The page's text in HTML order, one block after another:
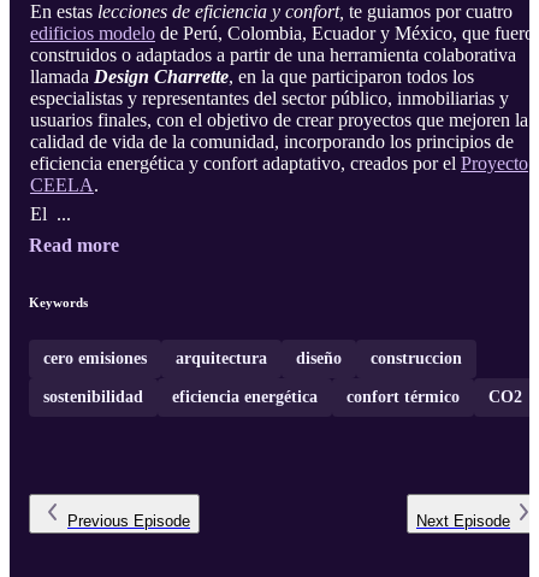
En estas lecciones de eficiencia y confort, te guiamos por cuatro
edificios modelo de Perú, Colombia, Ecuador y México, que
construidos o adaptados a partir de una herramienta colaborativa
llamada Design Charrette, en la que participaron todos los
especialistas y representantes del sector público, inmobiliarias y
usuarios finales, con el objetivo de crear proyectos que mejoren la
calidad de vida de la comunidad, incorporando los principios de
eficiencia energética y confort adaptativo, creados por el Proyecto
CEELA.
El ...
Read more
Keywords
cero emisiones arquitectura diseño construccion
sostenibilidad eficiencia energética confort térmico CO2
Previous Episode Next Episode